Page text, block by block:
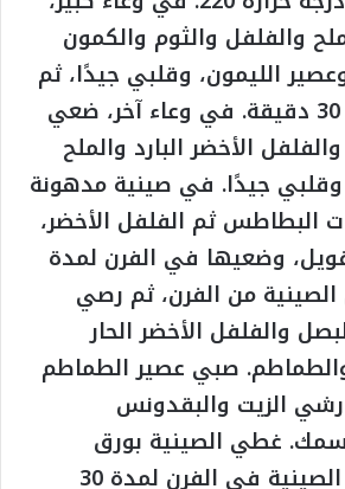
والفلفل والثوم والكمون
الليمون، وقلبي جيدًا، ثم
اتركيه جانبًا لمدة 30 دقيقة. في وعاء آخر، ضعي
الأخضر البارد والملح
وقلبي جيدًا. في صينية مدهونة
البطاطس ثم الفلفل الأخضر،
وضعيها في الفرن لمدة
الصينية من الفرن، ثم رصي
والفلفل الأخضر الحار
صبي عصير الطماطم
الزيت والبقدونس
غطي الصينية بورق
الفويل، ثم ضعي الصينية في الفرن لمدة 30